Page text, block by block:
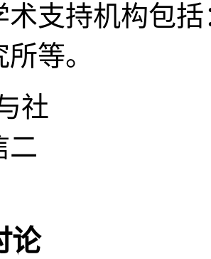
术支持机构包
等。
论